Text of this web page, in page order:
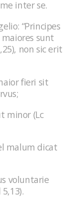
inter se.
“Principes
sunt
non sic erit
fieri sit
minor (Lc
malum dicat
voluntarie